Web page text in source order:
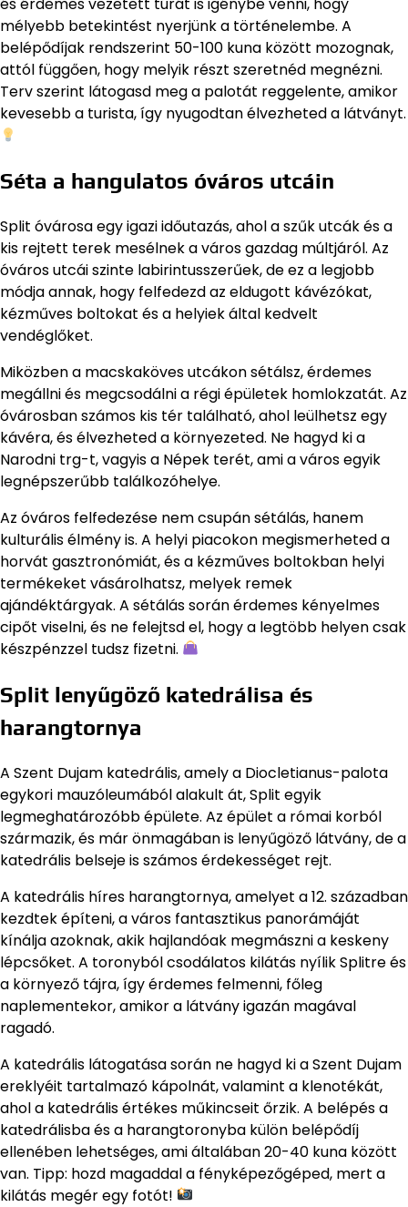
mélyebb betekintést nyerjünk a történelembe. A
belépődíjak rendszerint 50-100 kuna között mozognak,
attól függően, hogy melyik részt szeretnéd megnézni.
Terv szerint látogasd meg a palotát reggelente, amikor
kevesebb a turista, így nyugodtan élvezheted a látványt.
Séta a hangulatos óváros utcáin
Split óvárosa egy igazi időutazás, ahol a szűk utcák és a
kis rejtett terek mesélnek a város gazdag múltjáról. Az
óváros utcái szinte labirintusszerűek, de ez a legjobb
módja annak, hogy felfedezd az eldugott kávézókat,
kézműves boltokat és a helyiek által kedvelt
vendéglőket.
Miközben a macskaköves utcákon sétálsz, érdemes
megállni és megcsodálni a régi épületek homlokzatát. Az
óvárosban számos kis tér található, ahol leülhetsz egy
kávéra, és élvezheted a környezeted. Ne hagyd ki a
Narodni trg-t, vagyis a Népek terét, ami a város egyik
legnépszerűbb találkozóhelye.
Az óváros felfedezése nem csupán sétálás, hanem
kulturális élmény is. A helyi piacokon megismerheted a
horvát gasztronómiát, és a kézműves boltokban helyi
termékeket vásárolhatsz, melyek remek
ajándéktárgyak. A sétálás során érdemes kényelmes
cipőt viselni, és ne felejtsd el, hogy a legtöbb helyen csak
készpénzzel tudsz fizetni.
Split lenyűgöző katedrálisa és
harangtornya
A Szent Dujam katedrális, amely a Diocletianus-palota
egykori mauzóleumából alakult át, Split egyik
legmeghatározóbb épülete. Az épület a római korból
származik, és már önmagában is lenyűgöző látvány, de a
katedrális belseje is számos érdekességet rejt.
A katedrális híres harangtornya, amelyet a 12. században
kezdtek építeni, a város fantasztikus panorámáját
kínálja azoknak, akik hajlandóak megmászni a keskeny
lépcsőket. A toronyból csodálatos kilátás nyílik Splitre és
a környező tájra, így érdemes felmenni, főleg
naplementekor, amikor a látvány igazán magával
ragadó.
A katedrális látogatása során ne hagyd ki a Szent Dujam
ereklyéit tartalmazó kápolnát, valamint a klenotékát,
ahol a katedrális értékes műkincseit őrzik. A belépés a
katedrálisba és a harangtoronyba külön belépődíj
ellenében lehetséges, ami általában 20-40 kuna között
van. Tipp: hozd magaddal a fényképezőgéped, mert a
kilátás megér egy fotót!